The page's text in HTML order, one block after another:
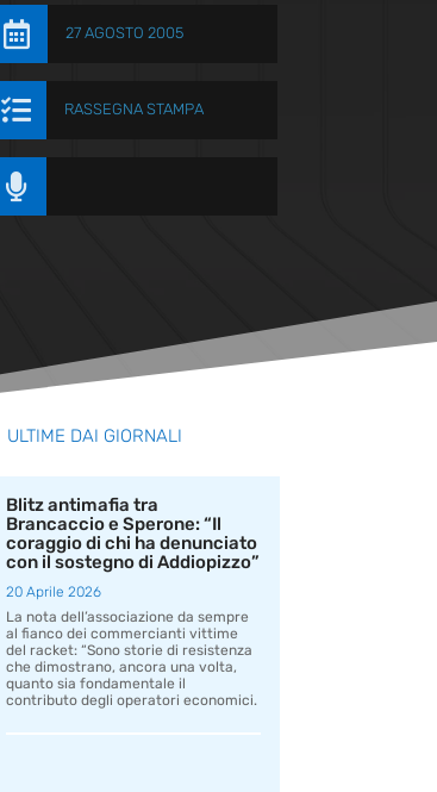
 27 AGOSTO 2005
 RASSEGNA STAMPA

ULTIME DAI GIORNALI
Blitz antimafia tra
Brancaccio e Sperone: “Il
coraggio di chi ha denunciato
con il sostegno di Addiopizzo”
20 Aprile 2026
La nota dell’associazione da sempre
al fianco dei commercianti vittime
del racket: “Sono storie di resistenza
che dimostrano, ancora una volta,
quanto sia fondamentale il
contributo degli operatori economici.